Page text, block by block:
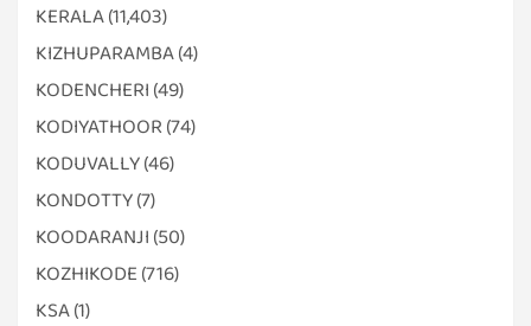
KERALA(11,403)
KIZHUPARAMBA(4)
KODENCHERI (49)
KODIYATHOOR (74)
KODUVALLY(46)
KONDOTTY(7)
KOODARANJI (50)
KOZHIKODE (716)
KSA(1)